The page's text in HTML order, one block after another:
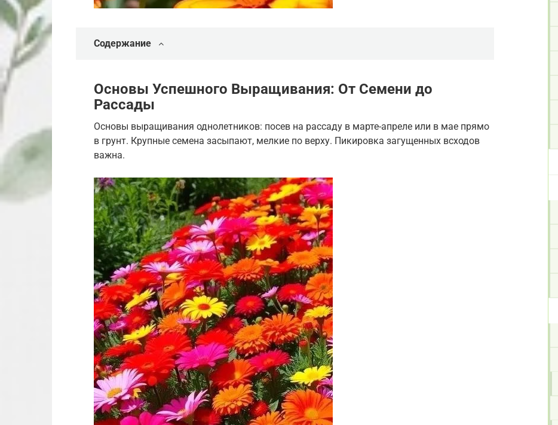
Содержание
Основы Успешного Выращивания: От Семени до
Рассады
Основы выращивания однолетников: посев на рассаду в марте-апреле или в мае прямо
в грунт. Крупные семена засыпают, мелкие по верху. Пикировка загущенных всходов
важна.